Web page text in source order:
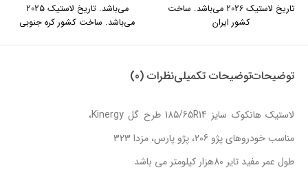
تاریخ لاستیک 2026 می‌باشد. ساخت
کشور ایران
می‌باشد. تاریخ لاستیک 2025
می‌باشد. ساخت کشور کره جنوبی
توضیحاتتوضیحات تکمیلینظرات (0)
لاستیک هانکوک سایز 185/65R14 طرح گل Kinergy،
مناسب خودروهای پژو 206، پژو پارس، مزدا 323
طول عمر مفید تایر 80هزار کیلومتر می باشد